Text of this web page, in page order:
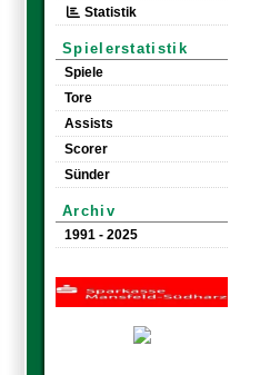
Statistik
Spielerstatistik
Spiele
Tore
Assists
Scorer
Sünder
Archiv
1991 - 2025